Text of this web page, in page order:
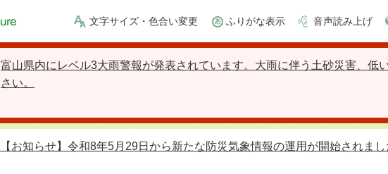
文字サイズ・色合い変更 ふりがな表示 音声読み上げ
富山県内にレベル3大雨警報が発表されています。大雨に伴う土砂災害、低
さい。
【お知らせ】令和8年5月29日から新たな防災気象情報の運用が開始されま